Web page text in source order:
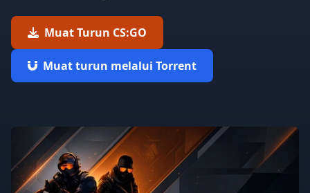
Muat Turun CS:GO
Muat turun melalui Torrent